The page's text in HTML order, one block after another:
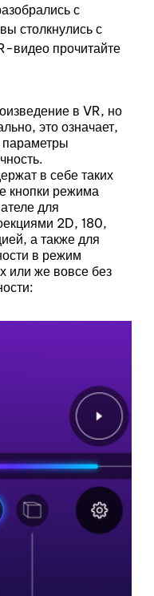
с
столкнулись с
видео прочитайте
в VR, но
это означает,
параметры
в себе таких
кнопки режима
для
2D, 180,
а также для
в режим
или же вовсе без